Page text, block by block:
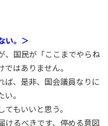
い。＞
、国民が「ここまでやらね
はありません。
ば、是非、国会議員なりに
。
てもいいと思う。
けるべきです、停める意図